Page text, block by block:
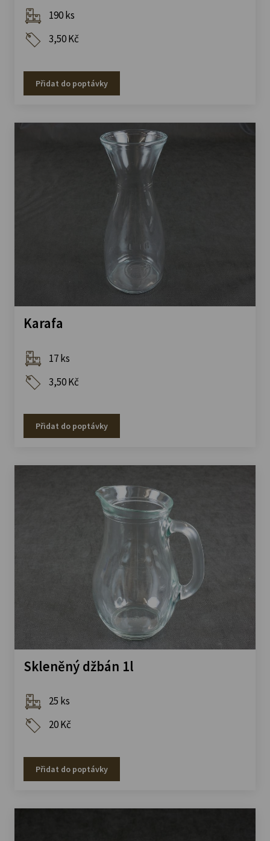
190 ks
3,50 Kč
Přidat do poptávky
Karafa
17 ks
3,50 Kč
Přidat do poptávky
Skleněný džbán 1l
25 ks
20 Kč
Přidat do poptávky